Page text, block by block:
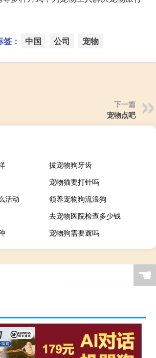
： 中国 公司 宠物
下一篇
宠物点吧
拔宠物狗牙齿
宠物猫要打针吗
活动
领养宠物狗流浪狗
去宠物医院检查多少钱
宠物狗需要遛吗
☚